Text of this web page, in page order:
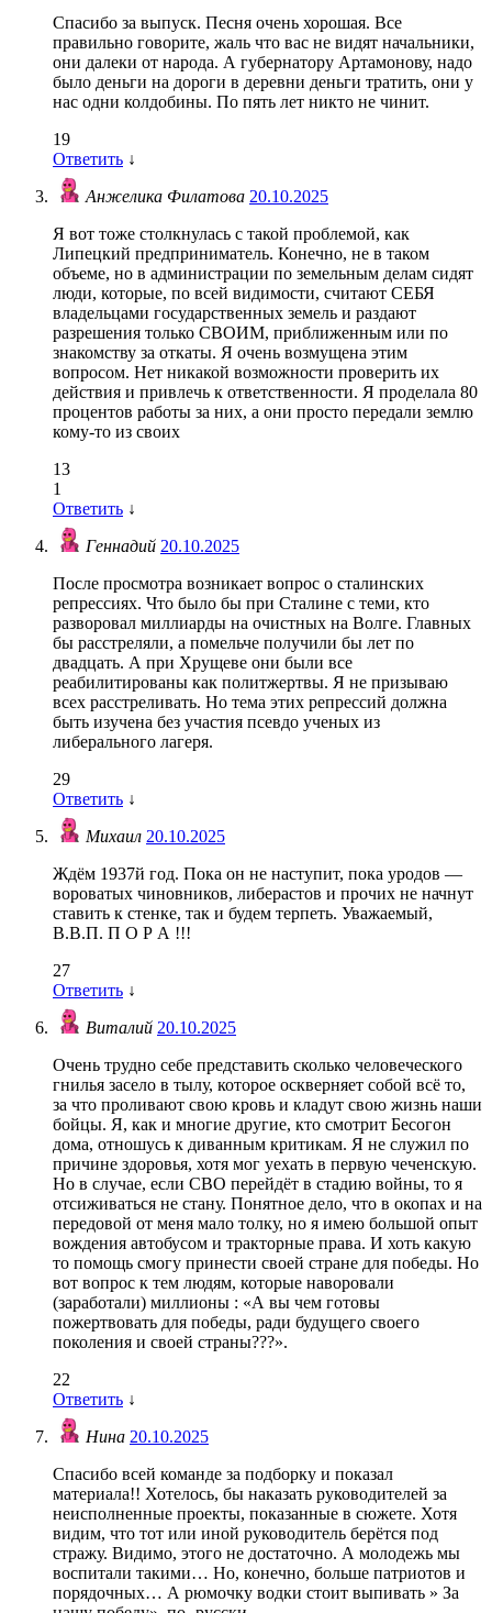
Спасибо за выпуск. Песня очень хорошая. Все
правильно говорите, жаль что вас не видят начальники,
они далеки от народа. А губернатору Артамонову, надо
было деньги на дороги в деревни деньги тратить, они у
нас одни колдобины. По пять лет никто не чинит.
19
Ответить ↓
Анжелика Филатова 20.10.2025
Я вот тоже столкнулась с такой проблемой, как
Липецкий предприниматель. Конечно, не в таком
объеме, но в администрации по земельным делам сидят
люди, которые, по всей видимости, считают СЕБЯ
владельцами государственных земель и раздают
разрешения только СВОИМ, приближенным или по
знакомству за откаты. Я очень возмущена этим
вопросом. Нет никакой возможности проверить их
действия и привлечь к ответственности. Я проделала 80
процентов работы за них, а они просто передали землю
кому-то из своих
13
1
Ответить ↓
Геннадий 20.10.2025
После просмотра возникает вопрос о сталинских
репрессиях. Что было бы при Сталине с теми, кто
разворовал миллиарды на очистных на Волге. Главных
бы расстреляли, а помельче получили бы лет по
двадцать. А при Хрущеве они были все
реабилитированы как политжертвы. Я не призываю
всех расстреливать. Но тема этих репрессий должна
быть изучена без участия псевдо ученых из
либерального лагеря.
29
Ответить ↓
Михаил 20.10.2025
Ждём 1937й год. Пока он не наступит, пока уродов —
вороватых чиновников, либерастов и прочих не начнут
ставить к стенке, так и будем терпеть. Уважаемый,
В.В.П. П О Р А !!!
27
Ответить ↓
Виталий 20.10.2025
Очень трудно себе представить сколько человеческого
гнилья засело в тылу, которое оскверняет собой всё то,
за что проливают свою кровь и кладут свою жизнь наши
бойцы. Я, как и многие другие, кто смотрит Бесогон
дома, отношусь к диванным критикам. Я не служил по
причине здоровья, хотя мог уехать в первую чеченскую.
Но в случае, если СВО перейдёт в стадию войны, то я
отсиживаться не стану. Понятное дело, что в окопах и на
передовой от меня мало толку, но я имею большой опыт
вождения автобусом и тракторные права. И хоть какую
то помощь смогу принести своей стране для победы. Но
вот вопрос к тем людям, которые наворовали
(заработали) миллионы : «А вы чем готовы
пожертвовать для победы, ради будущего своего
поколения и своей страны???».
22
Ответить ↓
Нина 20.10.2025
Спасибо всей команде за подборку и показал
материала!! Хотелось, бы наказать руководителей за
неисполненные проекты, показанные в сюжете. Хотя
видим, что тот или иной руководитель берётся под
стражу. Видимо, этого не достаточно. А молодежь мы
воспитали такими… Но, конечно, больше патриотов и
порядочных… А рюмочку водки стоит выпивать » За